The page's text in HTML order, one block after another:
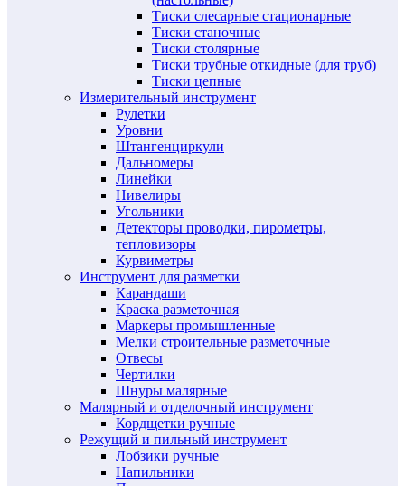
Тиски слесарные стационарные
Тиски станочные
Тиски столярные
Тиски трубные откидные (для труб)
Тиски цепные
Измерительный инструмент
Рулетки
Уровни
Штангенциркули
Дальномеры
Линейки
Нивелиры
Угольники
Детекторы проводки, пирометры,
тепловизоры
Курвиметры
Инструмент для разметки
Карандаши
Краска разметочная
Маркеры промышленные
Мелки строительные разметочные
Отвесы
Чертилки
Шнуры малярные
Малярный и отделочный инструмент
Кордщетки ручные
Режущий и пильный инструмент
Лобзики ручные
Напильники